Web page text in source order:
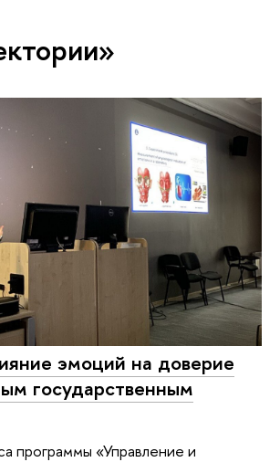
эмоций на доверие
государственным
программы «Управление и